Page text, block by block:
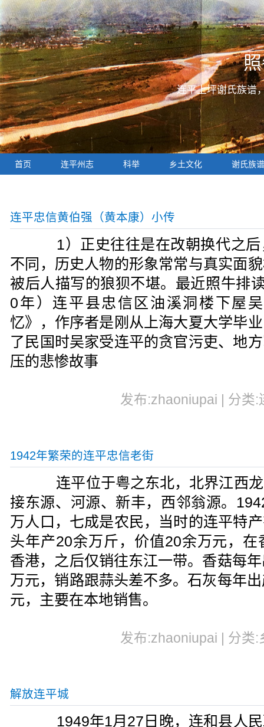
连平上坪谢氏族谱
首页 连平州志 科举 乡土文化 谢氏族谱
连平忠信黄伯强（黄本康）小传
1）正史往往是在改朝换代之后
不同，历史人物的形象常常与真实面
被后人描写的狼狈不堪。最近照牛排
0年）连平县忠信区油溪洞楼下屋
忆》，作序者是刚从上海大夏大学毕
了民国时吴家受连平的贪官污吏、地
压的悲惨故事
发布:zhaoniupai | 分类
1942年繁荣的连平忠信老街
连平位于粤之东北，北界江西龙
接东源、河源、新丰，西邻翁源。
万人口，七成是农民，当时的连平特
头年产20余万斤，价值20余万元，
香港，之后仅销往东江一带。香菇每
万元，销路跟蒜头差不多。石灰每年
元，主要在本地销售。
发布:zhaoniupai | 分类
解放连平城
1949年1月27日晚，连和县人民